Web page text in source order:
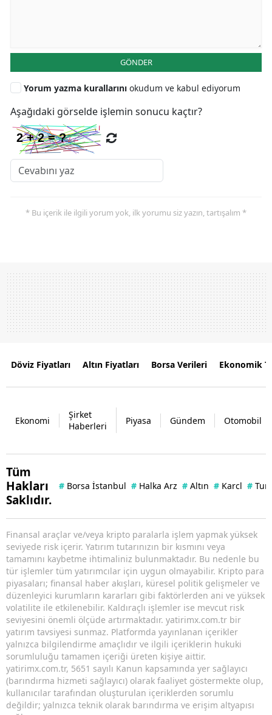
GÖNDER
Yorum yazma kurallarını okudum ve kabul ediyorum
Aşağıdaki görselde işlemin sonucu kaçtır?
* Bu içerik ile ilgili yorum yok, ilk yorumu siz yazın, tartışalım *
Döviz Fiyatları Altın Fiyatları Borsa Verileri Ekonomik
Ekonomi
Şirket
Haberleri
Piyasa Gündem Otomobil
Tüm
Hakları
Saklıdır.
# Borsa İstanbul # Halka Arz # Altın # Karcl #
Finansal araçlar ve/veya kripto paralarla işlem yapmak yüksek
seviyede risk içerir. Yatırım tutarınızın bir kısmını veya
tamamını kaybetme ihtimaliniz bulunmaktadır. Bu nedenle bu
tür işlemler tüm yatırımcılar için uygun olmayabilir. Kripto para
piyasaları; finansal haber akışları, küresel politik gelişmeler ve
düzenleyici kurumların kararları gibi faktörlerden ani ve yüksek
volatilite ile etkilenebilir. Kaldıraçlı işlemler ise mevcut risk
seviyesini önemli ölçüde artırmaktadır. yatirimx.com.tr bir
yatırım tavsiyesi sunmaz. Platformda yayınlanan içerikler
yalnızca bilgilendirme amaçlıdır ve ilgili içeriklerin hukuki
sorumluluğu tamamen içeriği üreten kişiye aittir.
yatirimx.com.tr, 5651 sayılı Kanun kapsamında yer sağlayıcı
(barındırma hizmeti sağlayıcı) olarak faaliyet göstermekte olup,
kullanıcılar tarafından oluşturulan içeriklerden sorumlu
değildir; yalnızca teknik olarak barındırma ve erişim altyapısı